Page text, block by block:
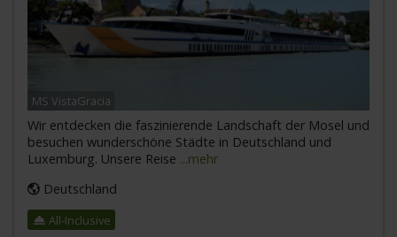
MS VistaGracia
Wir entdecken die faszinierende Landschaft der Mosel und
besuchen wunderschöne Städte in Deutschland und
Luxemburg. Unsere Reise ...mehr
Deutschland
All-Inclusive